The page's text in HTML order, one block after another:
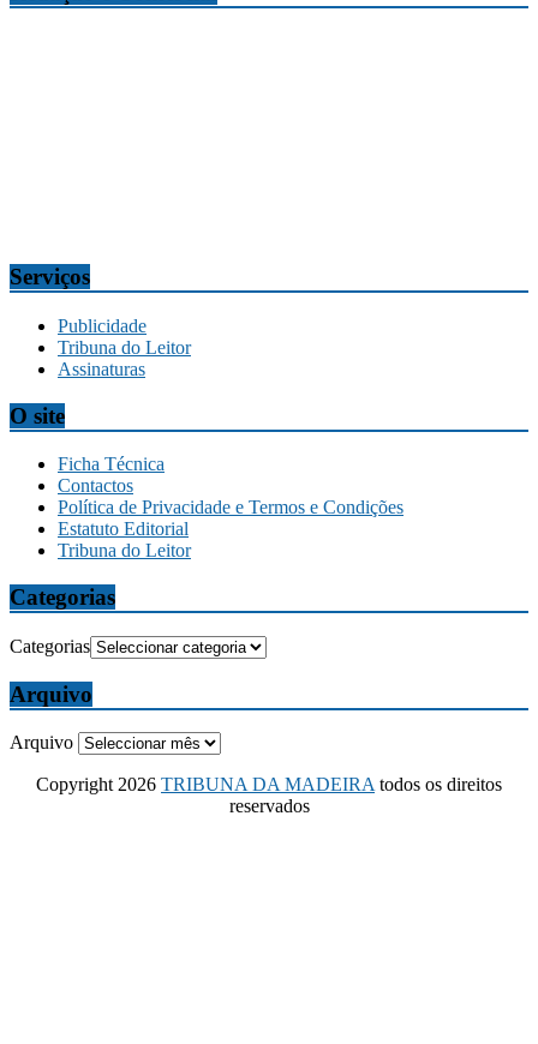
Serviços
Publicidade
Tribuna do Leitor
Assinaturas
O site
Ficha Técnica
Contactos
Política de Privacidade e Termos e Condições
Estatuto Editorial
Tribuna do Leitor
Categorias
Categorias
Arquivo
Arquivo
Copyright 2026 TRIBUNA DA MADEIRA todos os direitos
reservados